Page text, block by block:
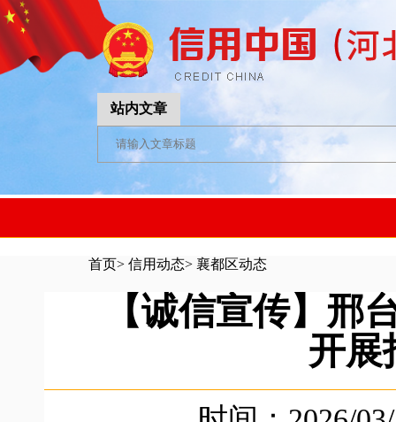
站内文章
首页> 信用动态> 襄都区动态
【诚信宣传】邢
开展